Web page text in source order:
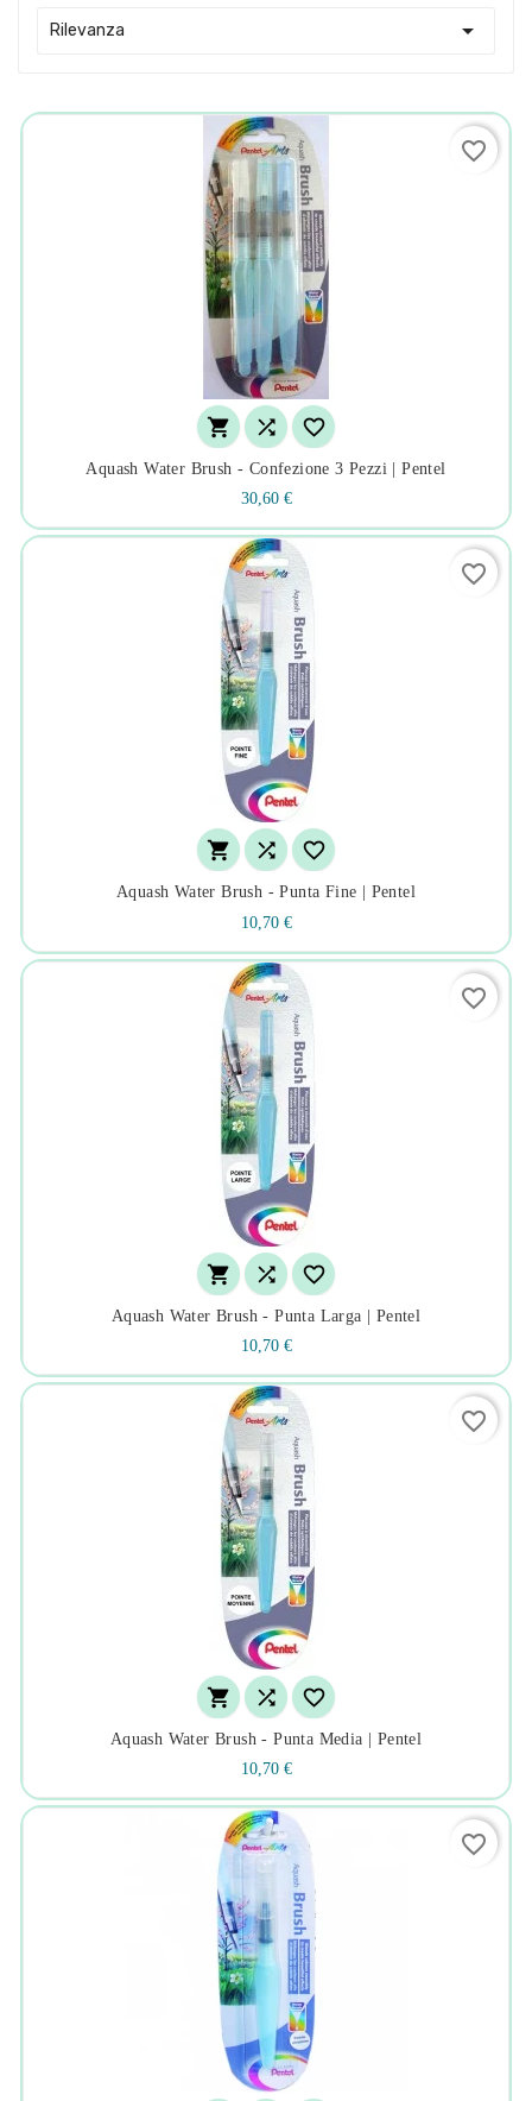
Rilevanza 
  
Aquash Water Brush - Confezione 3 Pezzi | Pentel
30,60 €
favorite_border
  
Aquash Water Brush - Punta Fine | Pentel
10,70 €
favorite_border
  
Aquash Water Brush - Punta Larga | Pentel
10,70 €
favorite_border
  
Aquash Water Brush - Punta Media | Pentel
10,70 €
favorite_border
favorite_border